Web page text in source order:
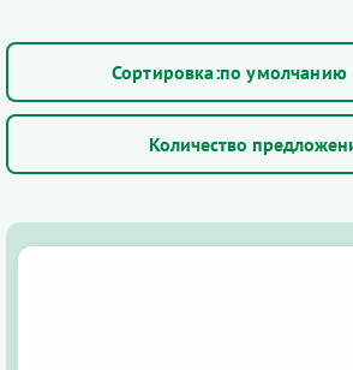
по умолчанию
Количество